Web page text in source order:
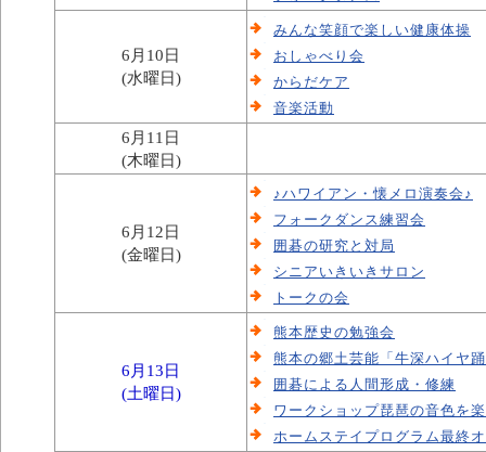
6月10日
(水曜日)
みんな笑顔で楽しい健康体操
おしゃべり会
からだケア
音楽活動
6月11日
(木曜日)
6月12日
(金曜日)
♪ハワイアン・懐メロ演奏会♪
フォークダンス練習会
囲碁の研究と対局
シニアいきいきサロン
トークの会
6月13日
(土曜日)
熊本歴史の勉強会
熊本の郷土芸能「牛深ハイヤ
囲碁による人間形成・修練
ワークショップ琵琶の音色を
ホームステイプログラム最終